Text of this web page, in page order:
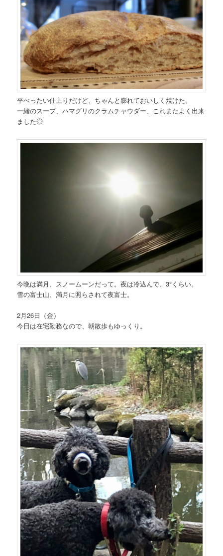
平べったい仕上りだけど、ちゃんと膨れておいしく焼けた。
一緒のスープ、ハマグリのクラムチャウダー、これまたよく出来
ました◎
今晩は満月、スノームーンだって。夜は冷込んで、3°くらい。
雪の富士山、満月に照らされて夜富士。
2月26日（金）
今日は在宅勤務なので、朝散歩もゆっくり。